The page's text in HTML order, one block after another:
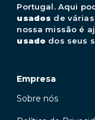
Portugal. Aqui
usados de
nossa missão é
usado dos seus
Empresa
Sobre nós